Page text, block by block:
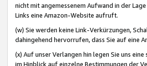
nicht mit angemessenem Aufwand in der
Links eine Amazon-Website aufruft.
(w) Sie werden keine Link-Verkürzungen,
dahingehend hervorrufen, dass Sie auf eine
(x) Auf unser Verlangen hin legen Sie uns
im Hinblick auf einzelne Bestimmungen der